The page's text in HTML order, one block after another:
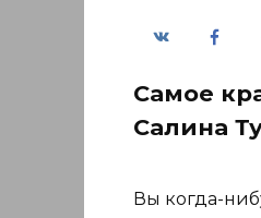
Самое
Салина
Вы когда-